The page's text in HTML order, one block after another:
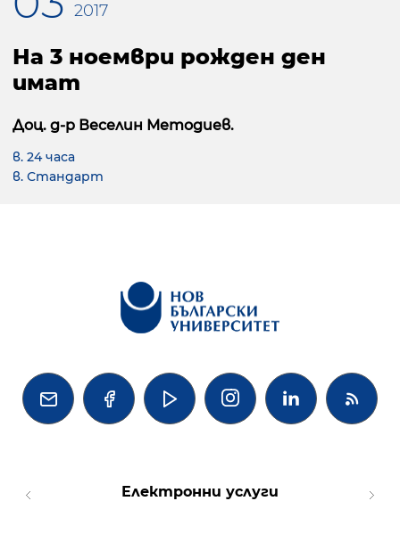
2017
На 3 ноември рожден ден
имат
Доц. д-р Веселин Методиев.
в. 24 часа
в. Стандарт
   
Електронни услуги